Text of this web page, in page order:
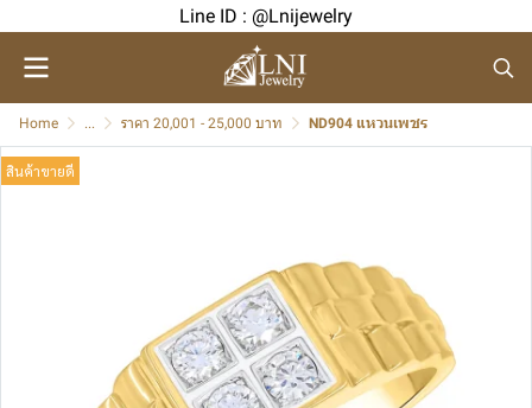
Line ID : @Lnijewelry
Home ... ราคา 20,001 - 25,000 บาท ND904 แหวนเพชร
สินค้าขายดี